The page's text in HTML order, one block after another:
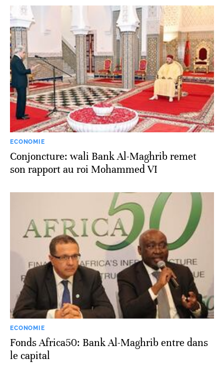
ECONOMIE
Conjoncture: wali Bank Al-Maghrib remet
son rapport au roi Mohammed VI
ECONOMIE
Fonds Africa50: Bank Al-Maghrib entre dans
le capital